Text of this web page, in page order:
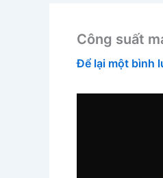
Công suất
Để lại một bình